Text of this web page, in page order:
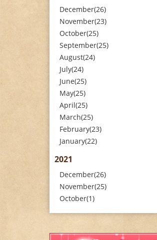
December(26)
November(23)
October(25)
September(25)
August(24)
July(24)
June(25)
May(25)
April(25)
March(25)
February(23)
January(22)
2021
December(26)
November(25)
October(1)